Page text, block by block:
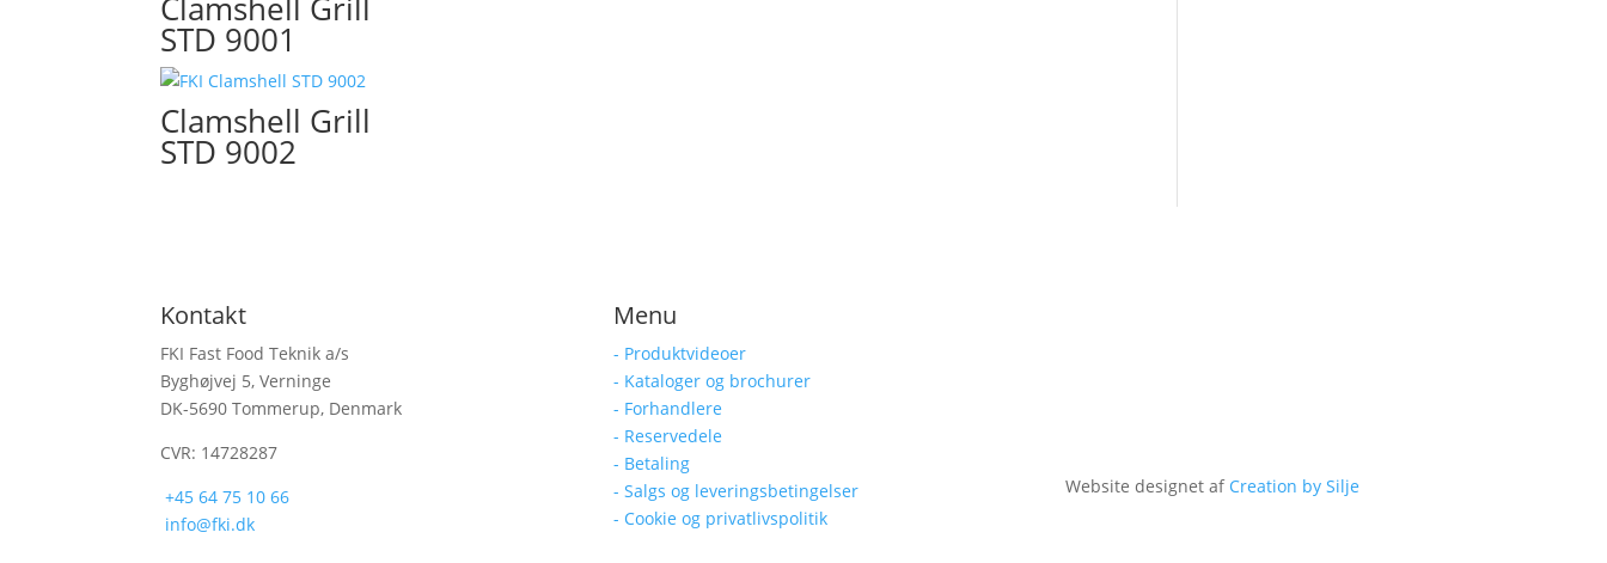
Clamshell Grill
STD 9001
Clamshell Grill
STD 9002
Kontakt
FKI Fast Food Teknik a/s
Byghøjvej 5, Verninge
DK-5690 Tommerup, Denmark
CVR: 14728287
+45 64 75 10 66
info@fki.dk
Menu
- Produktvideoer
- Kataloger og brochurer
- Forhandlere
- Reservedele
- Betaling
- Salgs og leveringsbetingelser
- Cookie og privatlivspolitik
Website designet af Creation by Silje